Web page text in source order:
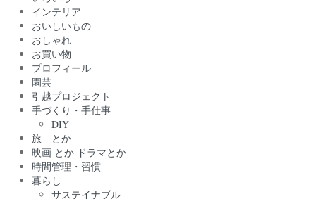
インテリア
おいしいもの
おしゃれ
お買い物
プロフィール
園芸
引越プロジェクト
手づくり・手仕事
DIY
旅 とか
映画 とか ドラマとか
時間管理・習慣
暮らし
サステイナブル